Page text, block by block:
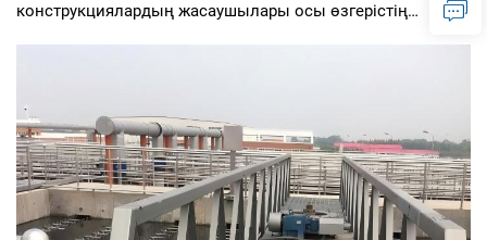
конструкциялардың жасаушылары осы өзгерістің